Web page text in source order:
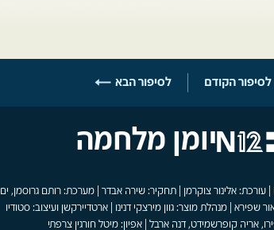
לסיפור הקודם לסיפור הבא
יומן מלחמה
פרויקט של מחלקת DATA12 | עורכת: אלינור צוקרמן | תחקיר: שירה אבדר | מערכת: רותם גרוסמן, ים
שפירא | מנהלת מוצר: גוון מירצקי דנינו | ארטדיירקשן ועיצוב: סטודיו